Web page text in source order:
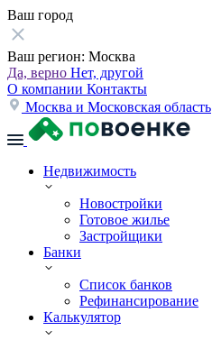
Ваш город
Ваш регион: Москва
Да, верно Нет, другой
О компании Контакты
Москва и Московская область
Недвижимость
Новостройки
Готовое жилье
Застройщики
Банки
Список банков
Рефинансирование
Калькулятор